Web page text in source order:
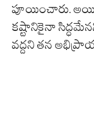
పూయించారు.
కష్టానికైనా
వద్దని తన